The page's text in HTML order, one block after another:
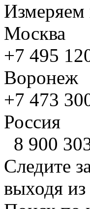
Измеряем
Москва
+7 495
Воронеж
+7 473
Россия
8 900
Следите
выходя из